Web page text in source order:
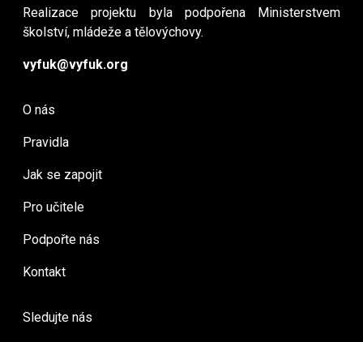
Realizace projektu byla podpořena Ministerstvem
školství, mládeže a tělovýchovy.
vyfuk@vyfuk.org
O nás
Pravidla
Jak se zapojit
Pro učitele
Podpořte nás
Kontakt
Sledujte nás